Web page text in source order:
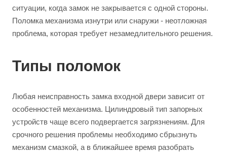
ситуации, когда замок не закрывается с одной стороны.
Поломка механизма изнутри или снаружи - неотложная
проблема, которая требует незамедлительного решения.
Типы поломок
Любая неисправность замка входной двери зависит от
особенностей механизма. Цилиндровый тип запорных
устройств чаще всего подвергается загрязнениям. Для
срочного решения проблемы необходимо сбрызнуть
механизм смазкой, а в ближайшее время разобрать